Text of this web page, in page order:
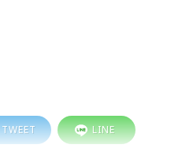
TWEET LINE